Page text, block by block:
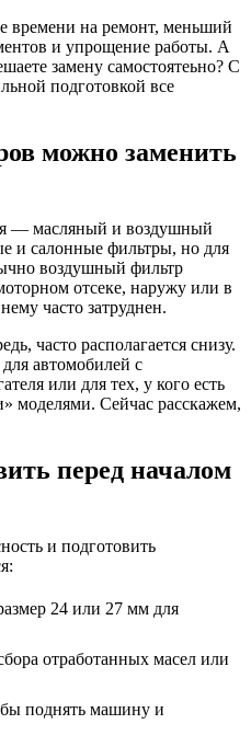
времени на ремонт, меньший
и упрощение работы. А
замену самостоятеьно? С
подготовкой все
можно заменить
— масляный и воздушный
и салонные фильтры, но для
воздушный фильтр
отсеке, наружу или в
часто затруднен.
часто располагается снизу.
автомобилей с
или для тех, у кого есть
моделями. Сейчас расскажем,
перед началом
и подготовить
24 или 27 мм для
отработанных масел или
поднять машину и